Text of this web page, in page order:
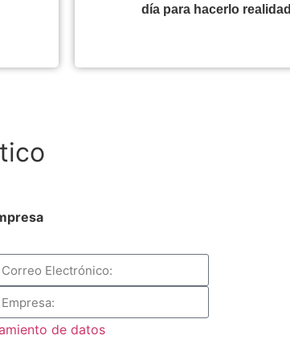
día para hacerlo realidad
de datos